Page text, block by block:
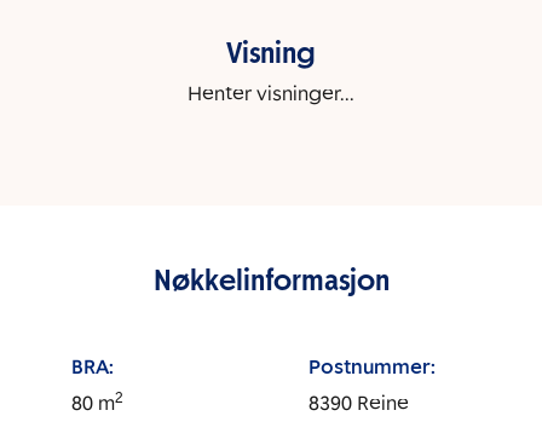
Visning
Henter visninger...
Nøkkelinformasjon
BRA:
80 m2
Postnummer:
8390 Reine